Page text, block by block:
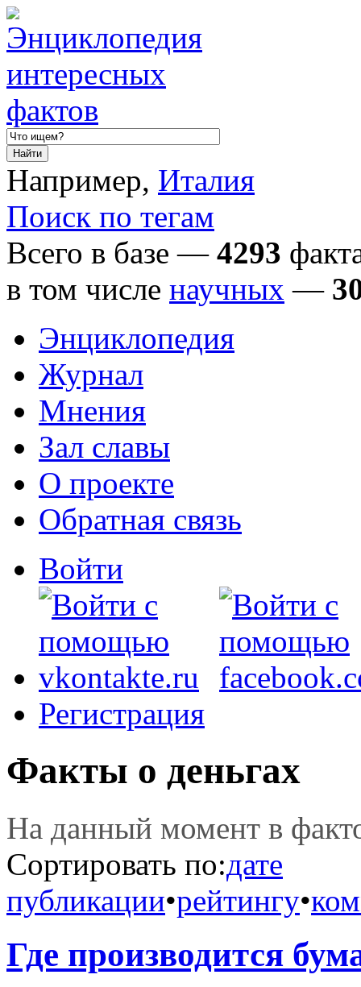
Например, Италия
Поиск по тегам
Всего в базе — 4293
в том числе научных —
Энциклопедия
Журнал
Мнения
Зал славы
О проекте
Обратная связь
Войти
Регистрация
Факты о деньгах
На данный момент в
Сортировать по:дате
публикации•рейтингу•
Где производится